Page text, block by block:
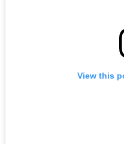
View this